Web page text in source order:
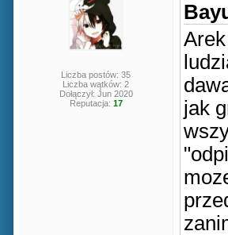
Liczba postów: 35
Liczba wątków: 2
Dołączył: Jun 2020
Reputacja: 17
jak